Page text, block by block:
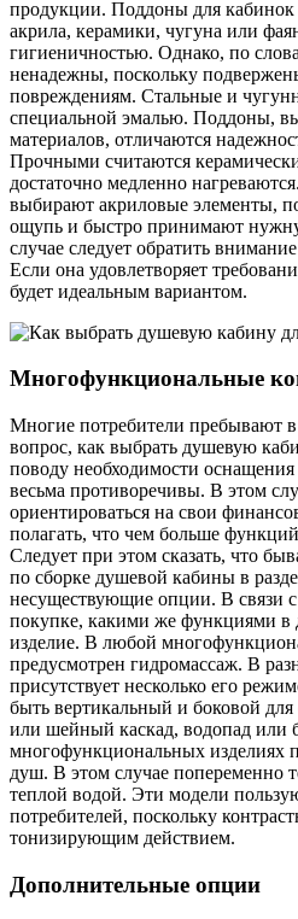
продукции. Поддоны для кабинок
акрила, керамики, чугуна или
гигиеничностью. Однако, по
ненадежны, поскольку
повреждениям. Стальные и
специальной эмалью. Поддоны,
материалов, отличаются
Прочными считаются
достаточно медленно
выбирают акриловые элементы,
ощупь и быстро принимают
случае следует обратить
Если она удовлетворяет
будет идеальным вариантом.
Многофункциональные
Многие потребители пребывают в
вопрос, как выбрать душевую
поводу необходимости
весьма противоречивы. В этом
ориентироваться на свои
полагать, что чем больше
Следует при этом сказать, что
по сборке душевой кабины в
несуществующие опции. В связи
покупке, какими же функциями в
изделие. В любой
предусмотрен гидромассаж. В
присутствует несколько его
быть вертикальный и боковой
или шейный каскад, водопад или
многофункциональных изделиях
душ. В этом случае попеременно
теплой водой. Эти модели
потребителей, поскольку
тонизирующим действием.
Дополнительные опции